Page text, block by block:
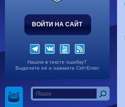
ВОЙТИ НА САЙТ
Нашли в тексте ошибку?
Выделите её и нажмите Ctrl+Enter